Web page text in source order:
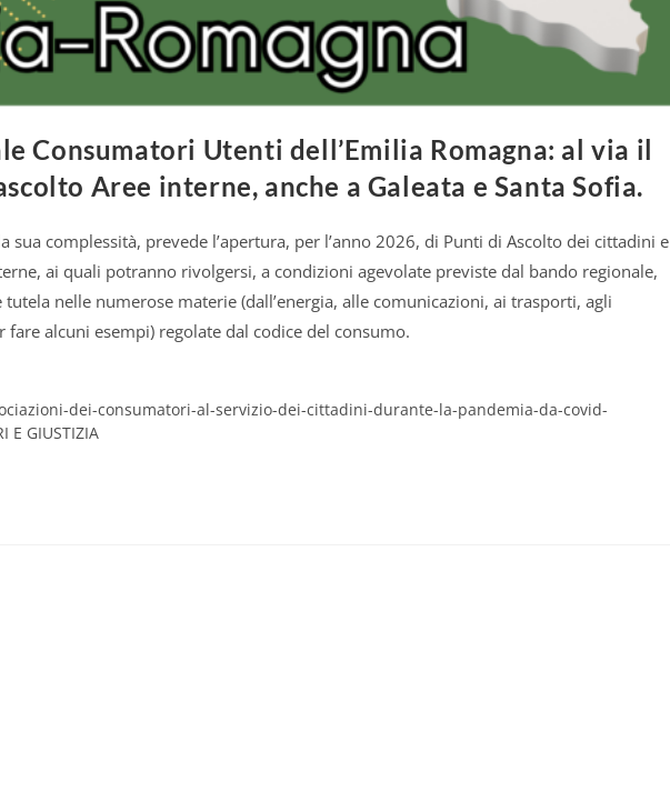
Consumatori Utenti dell’Emilia Romagna: al via il
Aree interne, anche a Galeata e Santa Sofia.
sua complessità, prevede l’apertura, per l’anno 2026, di Punti di Ascolto dei cittadini e
ai quali potranno rivolgersi, a condizioni agevolate previste dal bando regionale,
nelle numerose materie (dall’energia, alle comunicazioni, ai trasporti, agli
alcuni esempi) regolate dal codice del consumo.
dei-consumatori-al-servizio-dei-cittadini-durante-la-pandemia-da-covid-
E GIUSTIZIA